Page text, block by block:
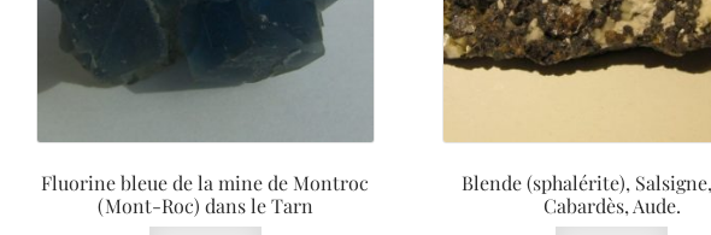
Fluorine bleue de la mine de Montroc
(Mont-Roc) dans le Tarn
Blende (sphalérite),
Cabardès, Aude.